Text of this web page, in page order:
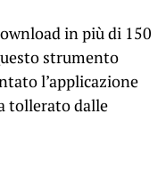
in più di 150
strumento
l’applicazione
tollerato dalle